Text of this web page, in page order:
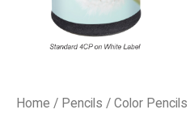
Home / Pencils / Color Pencils